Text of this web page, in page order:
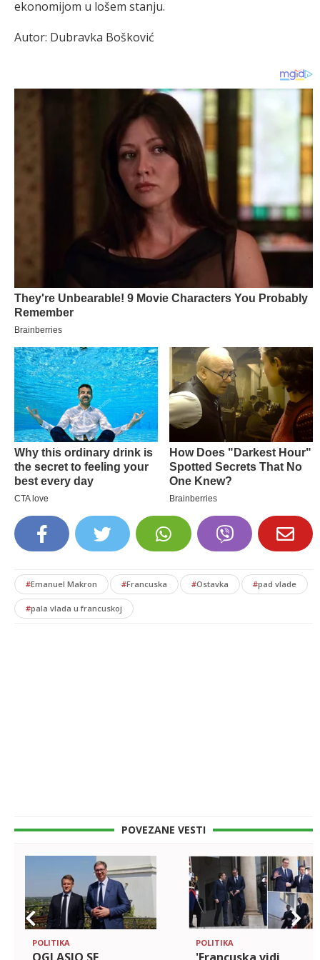
ekonomijom u lošem stanju.
Autor: Dubravka Bošković
#Emanuel Makron #Francuska #Ostavka #pad vlade
#pala vlada u francuskoj
POVEZANE VESTI
POLITIKA
OGLASIO SE
POLITIKA
'Francuska vidi